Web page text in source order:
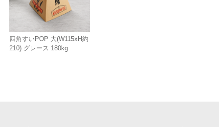
四角すいPOP 大(W115xH約
210) グレース 180kg